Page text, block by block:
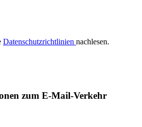
Datenschutzrichtlinien nachlesen.
zum E-Mail-Verkehr